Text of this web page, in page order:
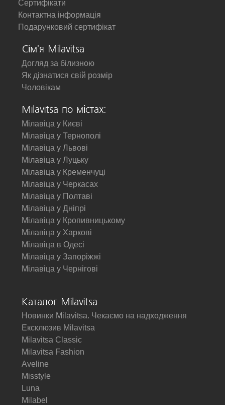
Сертифікати
Контактна інформація
Подарунковий сертифікат
Сім'я Milavitsa
Догляд за білизною
Як дізнатися свій розмір
Чоловікам
Milavitsa по містах:
Мілавіца у Києві
Мілавіца у Тернополі
Мілавіца у Львові
Мілавіца у Луцьку
Мілавіца у Кременчуці
Мілавіца у Черкасах
Мілавіца у Полтаві
Мілавіца у Дніпрі
Мілавіца у Кропивницькому
Мілавіца у Харкові
Мілавіца в Одесі
Мілавіца у Запоріжжі
Мілавіца у Чернігові
Каталог Milavitsa
Новинки Milavitsa. Чекаємо на надходження
Ексклюзив Milavitsa
Milavitsa Classic
Milavitsa Fashion
Aveline
Misstyle
Luna
Milabel